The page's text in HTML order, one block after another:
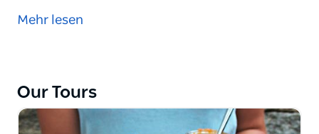
Erlebnissen, die Besucher einladen, Sydney durch
Zeitpläne angepasst werden und bieten eine Reihe
von Aktivitäten, darunter: individuelles Sightseeing,
Bootsfahrten im Sydney Harbour,
Mehr lesen
Our Tours